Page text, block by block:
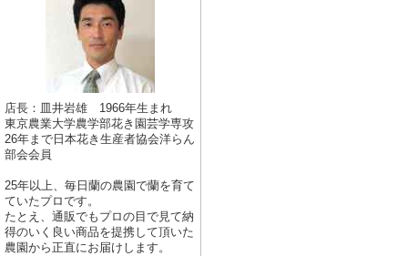
店長：皿井岩雄 1966年生まれ
東京農業大学農学部花き園芸学専攻
26年まで日本花き生産者協会洋らん
部会会員
25年以上、毎日蘭の農園で蘭を育て
ていたプロです。
たとえ、通販でもプロの目で見て納
得のいく良い商品を提携して頂いた
農園から正直にお届けします。